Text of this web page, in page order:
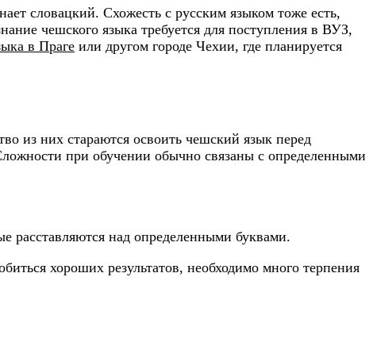
словацкий. Схожесть с русским языком тоже есть,
чешского языка требуется для поступления в ВУЗ,
в Праге или другом городе Чехии, где планируется
из них стараются освоить чешский язык перед
при обучении обычно связаны с определенными
расставляются над определенными буквами.
хороших результатов, необходимо много терпения